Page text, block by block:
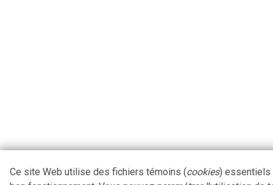
Ce site Web utilise des fichiers témoins (cookies) essentiels